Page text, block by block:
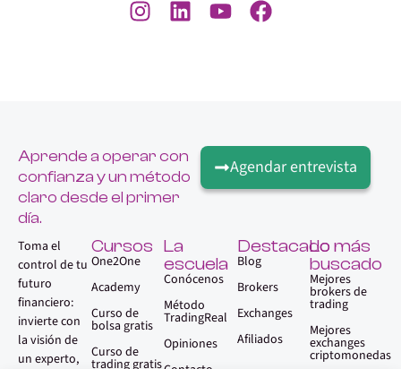
Aprende a operar con
confianza y un método
claro desde el primer
día.
Agendar entrevista
Toma el
control de tu
futuro
financiero:
invierte con
la visión de
un experto,
Cursos
One2One
Academy
Curso de
bolsa gratis
Curso de
trading gratis
La
escuela
Conócenos
Método
TradingReal
Opiniones
Destacado
Blog
Brokers
Exchanges
Afiliados
Lo más
buscado
Mejores
brokers de
trading
Mejores
exchanges
criptomonedas